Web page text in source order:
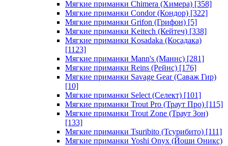
Мягкие приманки Chimera (Химера) [358]
Мягкие приманки Condor (Кондор) [322]
Мягкие приманки Grifon (Грифон) [5]
Мягкие приманки Keitech (Кейтеч) [338]
Мягкие приманки Kosadaka (Косадака)
[1123]
Мягкие приманки Mann's (Маннс) [281]
Мягкие приманки Reins (Рейнс) [176]
Мягкие приманки Savage Gear (Саваж Гир)
[10]
Мягкие приманки Select (Селект) [101]
Мягкие приманки Trout Pro (Траут Про) [115]
Мягкие приманки Trout Zone (Траут Зон)
[133]
Мягкие приманки Tsuribito (Тсурибито) [111]
Мягкие приманки Yoshi Onyx (Йоши Оникс)